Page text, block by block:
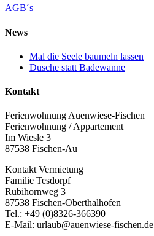
AGB´s
News
Mal die Seele baumeln lassen
Dusche statt Badewanne
Kontakt
Ferienwohnung Auenwiese-Fischen
Ferienwohnung / Appartement
Im Wiesle 3
87538 Fischen-Au
Kontakt Vermietung
Familie Tesdorpf
Rubihornweg 3
87538 Fischen-Oberthalhofen
Tel.: +49 (0)8326-366390
E-Mail: urlaub@auenwiese-fischen.de